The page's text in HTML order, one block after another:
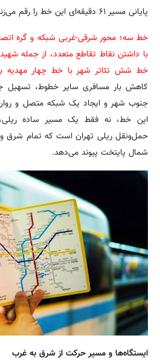
پایانی مسیر ۶۱ دقیقه‌ای این خط را رقم می‌زند.
خط سه؛ محور شرقی-غربی شبکه و گره
با داشتن نقاط تقاطع متعدد، از جمله
خط شش تئاتر شهر با خط چهار
کاهش بار مسافری سایر خطوط، تسهیل
جنوب شهر و ایجاد یک شبکه متصل و
این خط، نه فقط یک مسیر ساده
حمل‌ونقل ریلی تهران است که تمام شرق
شمال پایتخت پیوند می‌دهد.
ایستگاه‌ها و مسیر حرکت از شرق به غرب